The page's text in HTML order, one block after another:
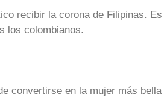
recibir la corona de Filipinas. Es
los colombianos.
convertirse en la mujer más bella